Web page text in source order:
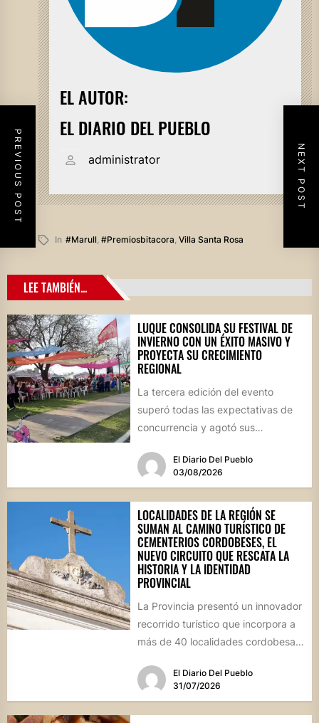
EL AUTOR:
EL DIARIO DEL PUEBLO
administrator
In #marull, #premiosbitacora, Villa Santa Rosa
PREVIOUS POST NEXT POST
LEE TAMBIÉN...
LUQUE CONSOLIDA SU FESTIVAL DE
INVIERNO CON UN ÉXITO MASIVO Y
PROYECTA SU CRECIMIENTO
REGIONAL
La tercera edición del evento
superó todas las expectativas de
concurrencia y agotó sus
marco, el...El Diario Del Pueblo
03/08/2026
LOCALIDADES DE LA REGIÓN SE
SUMAN AL CAMINO TURÍSTICO DE
CEMENTERIOS CORDOBESES, EL
NUEVO CIRCUITO QUE RESCATA LA
HISTORIA Y LA IDENTIDAD
PROVINCIAL
La Provincia presentó un innovador
recorrido turístico que incorpora a
más de 40 localidades cordobesas
patrimonial....El Diario Del Pueblo
31/07/2026